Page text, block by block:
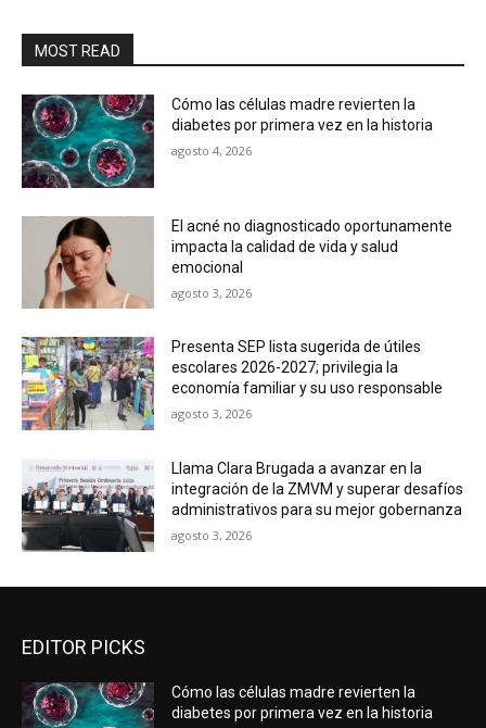
MOST READ
Cómo las células madre revierten la
diabetes por primera vez en la historia
agosto 4, 2026
El acné no diagnosticado oportunamente
impacta la calidad de vida y salud
emocional
agosto 3, 2026
Presenta SEP lista sugerida de útiles
escolares 2026-2027; privilegia la
economía familiar y su uso responsable
agosto 3, 2026
Llama Clara Brugada a avanzar en la
integración de la ZMVM y superar desafíos
administrativos para su mejor gobernanza
agosto 3, 2026
EDITOR PICKS
Cómo las células madre revierten la
diabetes por primera vez en la historia